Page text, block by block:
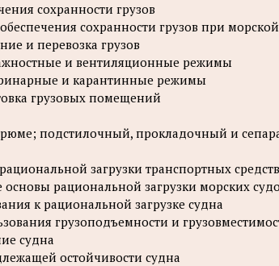
сохранности грузов
сохранности грузов при
и перевозка грузов
и вентиляционные режимы
и карантинные режимы
грузовых помещений
трюме; подстилочный, прокладочный и
загрузки транспортных
основы рациональной загрузки морских
к рациональной загрузке судна
грузоподъемности и
судна
остойчивости судна